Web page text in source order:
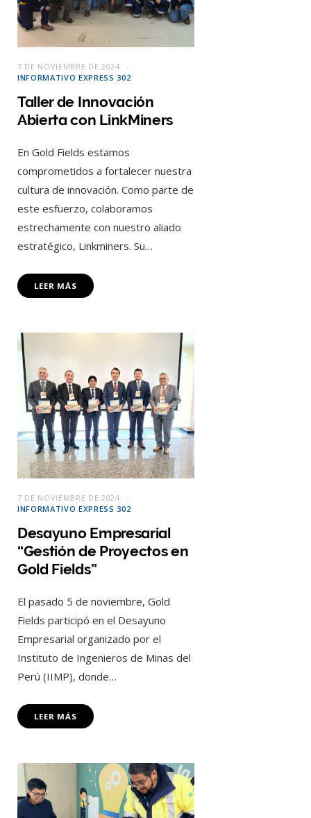
7 DE NOVIEMBRE DE 2024
INFORMATIVO EXPRESS 302
Taller de Innovación
Abierta con LinkMiners
En Gold Fields estamos
comprometidos a fortalecer nuestra
cultura de innovación. Como parte de
este esfuerzo, colaboramos
estrechamente con nuestro aliado
estratégico, Linkminers. Su…
LEER MÁS
7 DE NOVIEMBRE DE 2024
INFORMATIVO EXPRESS 302
Desayuno Empresarial
“Gestión de Proyectos en
Gold Fields”
El pasado 5 de noviembre, Gold
Fields participó en el Desayuno
Empresarial organizado por el
Instituto de Ingenieros de Minas del
Perú (IIMP), donde…
LEER MÁS